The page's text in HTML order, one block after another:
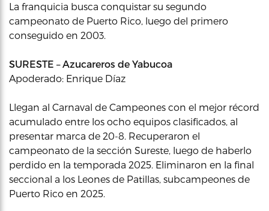
La franquicia busca conquistar su segundo
campeonato de Puerto Rico, luego del primero
conseguido en 2003.
SURESTE – Azucareros de Yabucoa
Apoderado: Enrique Díaz
Llegan al Carnaval de Campeones con el mejor récord
acumulado entre los ocho equipos clasificados, al
presentar marca de 20-8. Recuperaron el
campeonato de la sección Sureste, luego de haberlo
perdido en la temporada 2025. Eliminaron en la final
seccional a los Leones de Patillas, subcampeones de
Puerto Rico en 2025.